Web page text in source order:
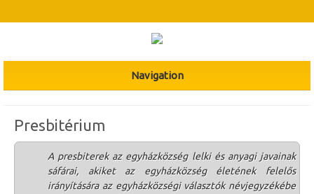
Navigation
Presbitérium
A presbiterek az egyházközség lelki és anyagi javainak
sáfárai, akiket az egyházközség életének felelős
irányítására az egyházközségi választók névjegyzékébe